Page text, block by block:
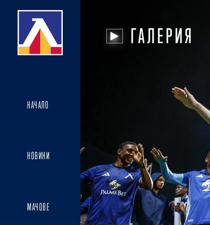
НАЧАЛО
НОВИНИ
МАЧОВЕ
ГАЛЕРИЯ